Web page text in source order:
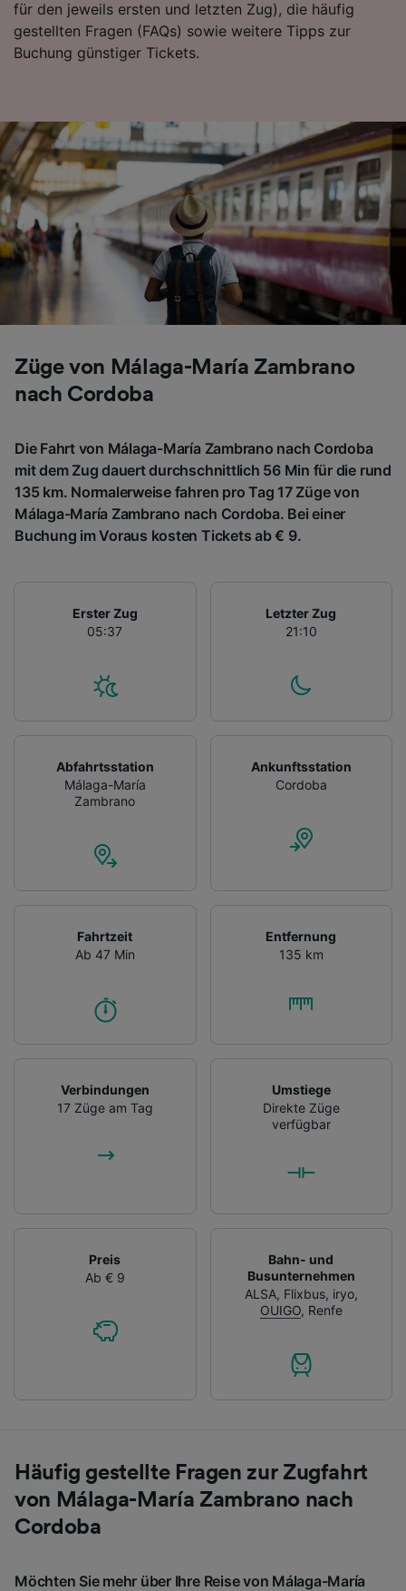
für den jeweils ersten und letzten Zug), die häufig
gestellten Fragen (FAQs) sowie weitere Tipps zur
Buchung günstiger Tickets.
Züge von Málaga-María Zambrano
nach Cordoba
Die Fahrt von Málaga-María Zambrano nach Cordoba
mit dem Zug dauert durchschnittlich 56 Min für die rund
135 km. Normalerweise fahren pro Tag 17 Züge von
Málaga-María Zambrano nach Cordoba. Bei einer
Buchung im Voraus kosten Tickets ab € 9.
Erster Zug
05:37
Letzter Zug
21:10
Abfahrtsstation
Málaga-María
Zambrano
Ankunftsstation
Cordoba
Fahrtzeit
Ab 47 Min
Entfernung
135 km
Verbindungen
17 Züge am Tag
Umstiege
Direkte Züge
verfügbar
Preis
Ab € 9
Bahn- und
Busunternehmen
ALSA, Flixbus, iryo,
OUIGO, Renfe
Häufig gestellte Fragen zur Zugfahrt
von Málaga-María Zambrano nach
Cordoba
Möchten Sie mehr über Ihre Reise von Málaga-María
Folgendes bereitzustellen:
Verwendung genauer Standortdaten.
Endgeräteeigenschaften zur Identifikation
von Werbeleistung und der Performance von
Inhalten, Zielgruppenforschung sowie
Entwicklung und Verbesserung von
Angeboten.
Liste der Partner (Lieferanten)